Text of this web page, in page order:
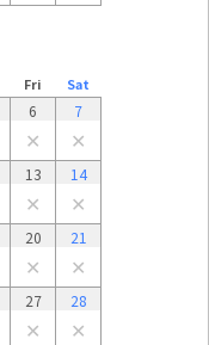
Fri Sat
6
✕
7
✕
13
✕
14
✕
20
✕
21
✕
27
✕
28
✕